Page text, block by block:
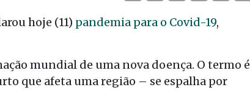
hoje (11) pandemia para o Covid-19,
mundial de uma nova doença. O termo é
que afeta uma região – se espalha por